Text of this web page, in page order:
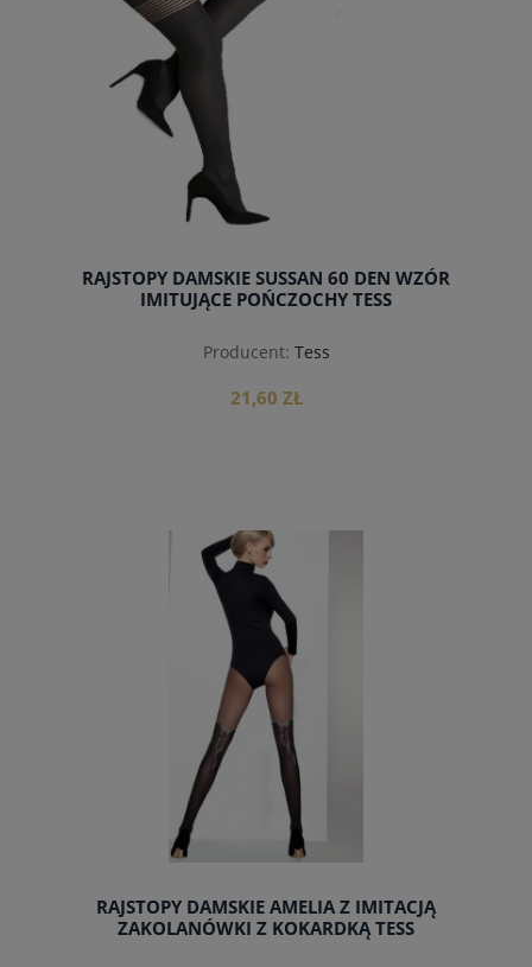
RAJSTOPY DAMSKIE SUSSAN 60 DEN WZÓR
IMITUJĄCE POŃCZOCHY TESS
Producent: Tess
21,60 ZŁ
do koszyka
RAJSTOPY DAMSKIE AMELIA Z IMITACJĄ
ZAKOLANÓWKI Z KOKARDKĄ TESS